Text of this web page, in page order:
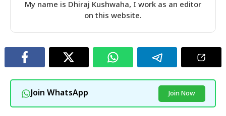
My name is Dhiraj Kushwaha, I work as an editor
on this website.
Join WhatsApp Join Now